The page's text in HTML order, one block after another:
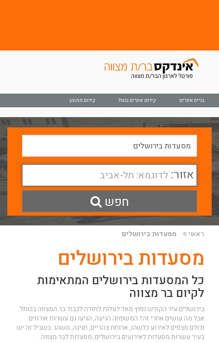
בניית אתרים קידום אתרים בגוגל קידום ממומן
אזור: לדוגמא: תל-אביב
חפש
ראשי מסעדות בירושלים
מסעדות בירושלים
כל המסעדות בירושלים המתאימות
לקיום בר מצווה
בירושלים עיר הקודש נפוץ מאד לעלות לתורה לכבוד בר המצווה בכותל.
אבל מה עושים אחרי זה? המשפחה הגיעה, הגיעו גם עשרות אורחים
וכולם מצפים לאירוע כלשהו, ארוחת צהריים, חגיגה, משהו. בשביל זה יש
בעיר עשרות מסעדות לאירועים בירושלים, מסעדות לבר מצווה.